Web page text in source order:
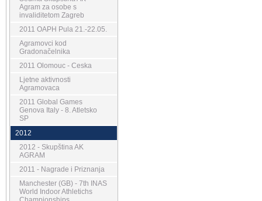
Agram za osobe s
invaliditetom Zagreb
2011 OAPH Pula 21.-22.05.
Agramovci kod
Gradonačelnika
2011 Olomouc - Ceska
Ljetne aktivnosti
Agramovaca
2011 Global Games
Genova Italy - 8. Atletsko
SP
2012
2012 - Skupština AK
AGRAM
2011 - Nagrade i Priznanja
Manchester (GB) - 7th INAS
World Indoor Athletichs